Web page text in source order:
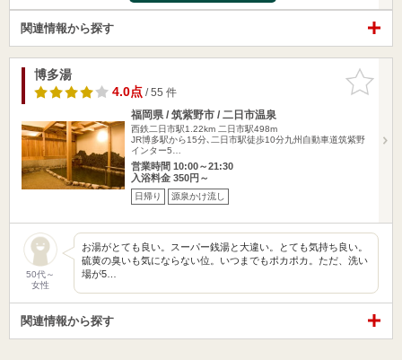
関連情報から探す
お気に入
りに追加
博多湯
4.0点/ 55 件
福岡県 / 筑紫野市 / 二日市温泉
西鉄二日市駅1.22km 二日市駅498m
JR博多駅から15分､二日市駅徒歩10分九州自動車道筑紫野
インター5…
営業時間 10:00～21:30
入浴料金 350円～
日帰り 源泉かけ流し
50代～
女性
お湯がとても良い。スーパー銭湯と大違い。とても気持ち良い。
硫黄の臭いも気にならない位。いつまでもポカポカ。ただ、洗い
場が5…
関連情報から探す